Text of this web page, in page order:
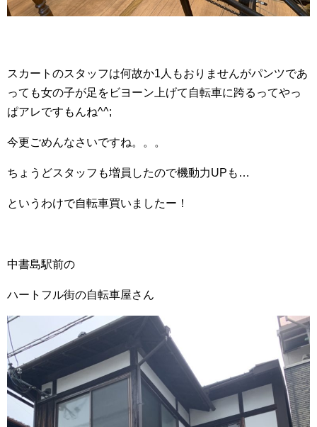
スカートのスタッフは何故か1人もおりませんがパンツであ
っても女の子が足をビヨーン上げて自転車に跨るってやっ
ぱアレですもんね^^;
今更ごめんなさいですね。。。
ちょうどスタッフも増員したので機動力UPも…
というわけで自転車買いましたー！
中書島駅前の
ハートフル街の自転車屋さん